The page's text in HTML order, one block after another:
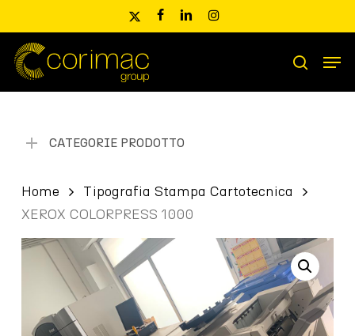
main
content
x-
facebooklinkedininstagram
Ricerca
prodotti
search
CATEGORIE PRODOTTO
Home
Tipografia Stampa Cartotecnica
XEROX COLORPRESS 1000